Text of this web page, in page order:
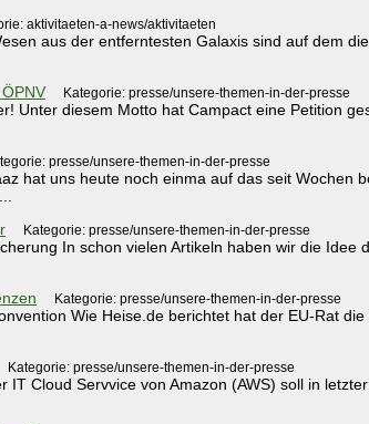
aktivitaeten-a-news/aktivitaeten
aus der entferntesten Galaxis sind auf dem
Kategorie: presse/unsere-themen-in-der-presse
Unter diesem Motto hat Campact eine Petition
presse/unsere-themen-in-der-presse
hat uns heute noch einma auf das seit
Kategorie: presse/unsere-themen-in-der-presse
In schon vielen Artikeln haben wir die
Kategorie: presse/unsere-themen-in-der-presse
Wie Heise.de berichtet hat der EU-Rat
Kategorie: presse/unsere-themen-in-der-presse
IT Cloud Servvice von Amazon (AWS) soll in